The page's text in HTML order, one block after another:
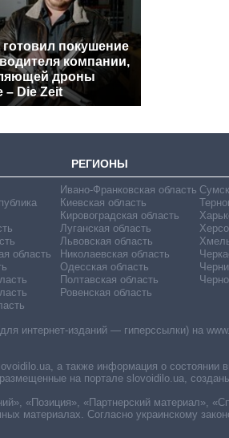
покушение
компании,
дроны
– Die Zeit
РЕГИОНЫ
область
Ивано-Франковская область
Киевская область
Кировоградская область
Луганская область
Львовская область
Николаевская область
Одесская область
Полтавская область
Ровенская область
интернет-изданий — гиперссылки) на
а также информация о состоянии
на портале slovoidilo.ua,
«Позиция», «Партнерский материал»,
материалах. Согласно украинскому